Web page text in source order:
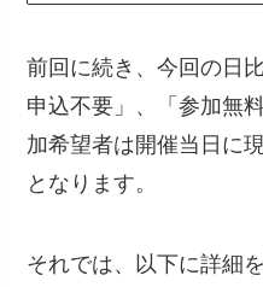
前回に続き、今回の日
申込不要」、「参加無
加希望者は開催当日に
となります。
それでは、以下に詳細